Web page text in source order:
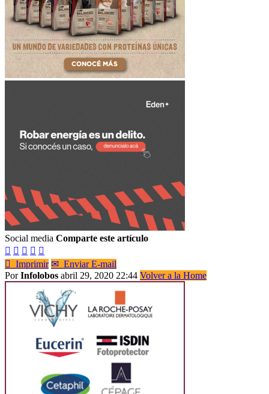
Social media Comparte este artículo
    
 Imprimir ✉ Enviar E-mail
PorInfolobos abril 29, 2020 22:44 Volver a la Home